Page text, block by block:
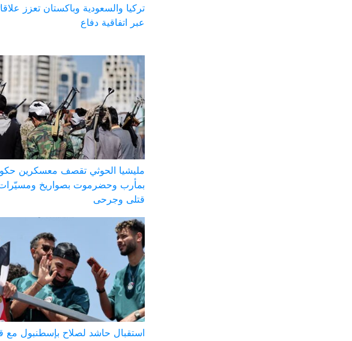
تركيا والسعودية وباكستان تعزز
عبر اتفاقية دفاع
مليشيا الحوثي تقصف معسكرين
بمأرب وحضرموت بصواريخ
قتلى وجرحى
استقبال حاشد لصلاح بإسطنبول مع